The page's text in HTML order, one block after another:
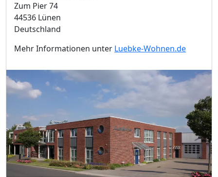
Zum Pier 74
44536 Lünen
Deutschland
Mehr Informationen unter Luebke-Wohnen.de